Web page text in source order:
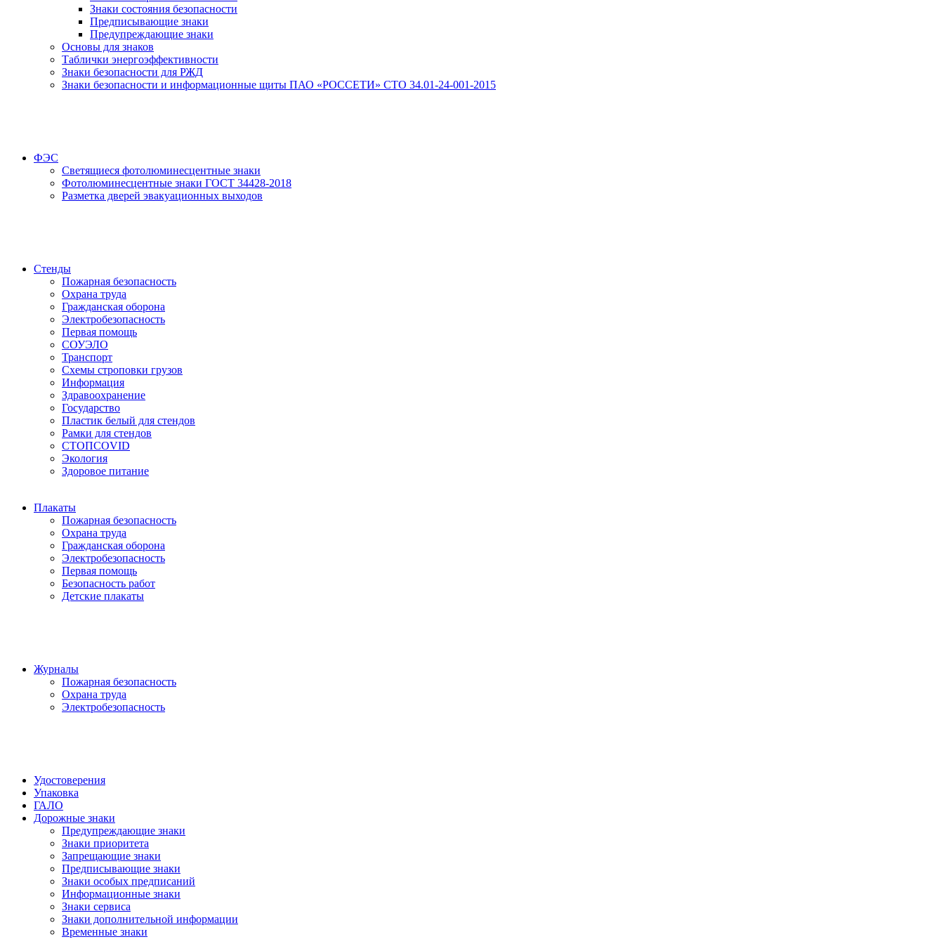
Знаки состояния безопасности
Предписывающие знаки
Предупреждающие знаки
Основы для знаков
Таблички энергоэффективности
Знаки безопасности для РЖД
Знаки безопасности и информационные щиты ПАО «РОССЕТИ» СТО 34.01-24-001-2015
ФЭС
Светящиеся фотолюминесцентные знаки
Фотолюминесцентные знаки ГОСТ 34428-2018
Разметка дверей эвакуационных выходов
Стенды
Пожарная безопасность
Охрана труда
Гражданская оборона
Электробезопасность
Первая помощь
СОУЭЛО
Транспорт
Схемы строповки грузов
Информация
Здравоохранение
Государство
Пластик белый для стендов
Рамки для стендов
СТОПCOVID
Экология
Здоровое питание
Плакаты
Пожарная безопасность
Охрана труда
Гражданская оборона
Электробезопасность
Первая помощь
Безопасность работ
Детские плакаты
Журналы
Пожарная безопасность
Охрана труда
Электробезопасность
Удостоверения
Упаковка
ГАЛО
Дорожные знаки
Предупреждающие знаки
Знаки приоритета
Запрещающие знаки
Предписывающие знаки
Знаки особых предписаний
Информационные знаки
Знаки сервиса
Знаки дополнительной информации
Временные знаки